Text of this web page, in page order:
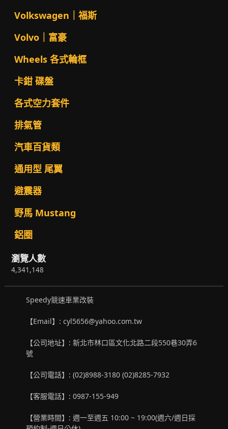
Volkswagen｜福斯
Volvo｜富豪
Wheels 各式輪框
卡鉗 碟盤
各式空力套件
排氣管
汽車百貨類
通用型 尾翼
避震器
野馬 Mustang
鋁圈
瀏覽人數
4,341,148
Speedy競速車業改裝
【Email】: cyl5656@yahoo.com.tw
【公司地址】: 新北市林口區文化北路二段550巷30弄6
號
【公司電話】: (02)8988-3180 (02)8285-7932
【客服電話】: 0987-155-949
【營業時間】: 週一至週五 10:00 ~ 19:00(週六/週日採